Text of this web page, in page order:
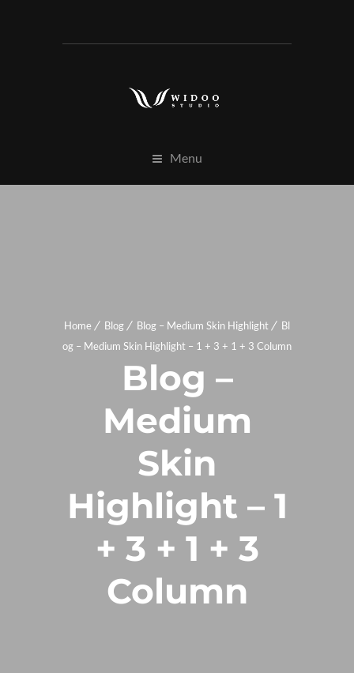
Menu
Home Blog Blog – Medium Skin Highlight
Bl
og – Medium Skin Highlight – 1 + 3 + 1 + 3 Column
Blog –
Medium
Skin
Highlight – 1
+ 3 + 1 + 3
Column